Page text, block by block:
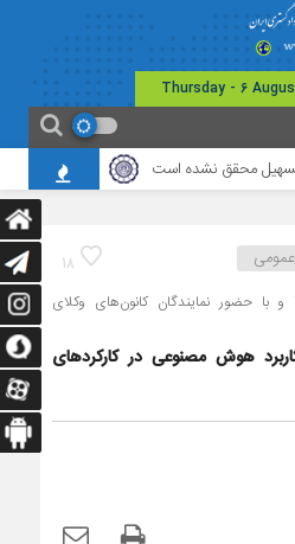
محقق نشده است برگزاری نشست
18 عمومی
با حضور نمایندگان کانون‌های وکلای
هوش مصنوعی در کارکرد‌های